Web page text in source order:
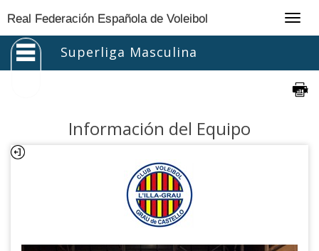
Real Federación Española de Voleibol
Superliga Masculina
Información del Equipo